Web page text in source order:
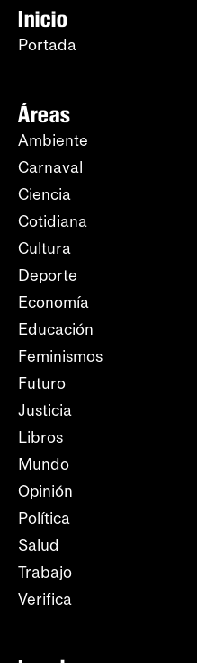
Inicio
Portada
Áreas
Ambiente
Carnaval
Ciencia
Cotidiana
Cultura
Deporte
Economía
Educación
Feminismos
Futuro
Justicia
Libros
Mundo
Opinión
Política
Salud
Trabajo
Verifica